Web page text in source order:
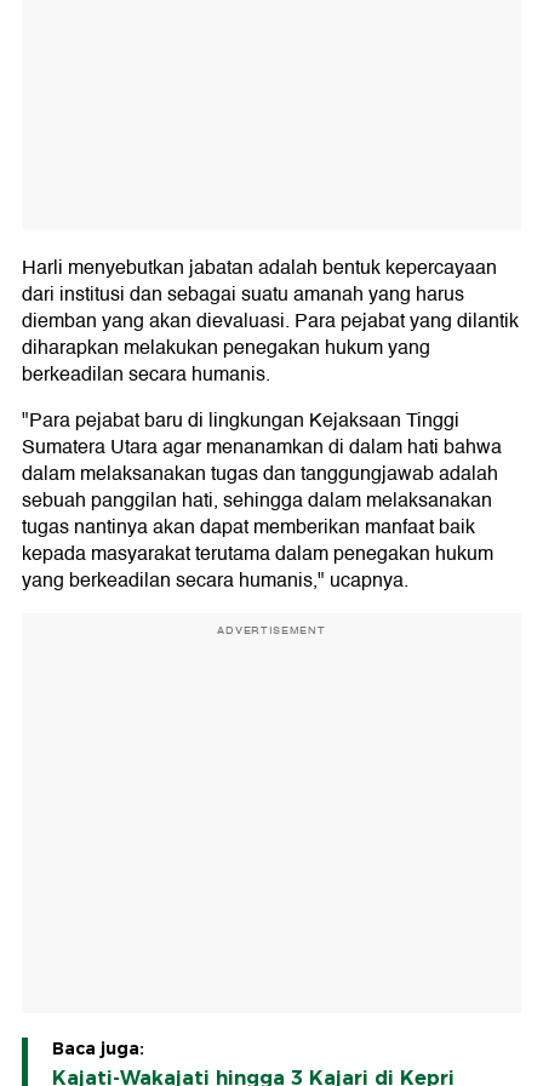
Harli menyebutkan jabatan adalah bentuk kepercayaan
dari institusi dan sebagai suatu amanah yang harus
diemban yang akan dievaluasi. Para pejabat yang dilantik
diharapkan melakukan penegakan hukum yang
berkeadilan secara humanis.
"Para pejabat baru di lingkungan Kejaksaan Tinggi
Sumatera Utara agar menanamkan di dalam hati bahwa
dalam melaksanakan tugas dan tanggungjawab adalah
sebuah panggilan hati, sehingga dalam melaksanakan
tugas nantinya akan dapat memberikan manfaat baik
kepada masyarakat terutama dalam penegakan hukum
yang berkeadilan secara humanis," ucapnya.
ADVERTISEMENT
Baca juga:
Kajati-Wakajati hingga 3 Kajari di Kepri